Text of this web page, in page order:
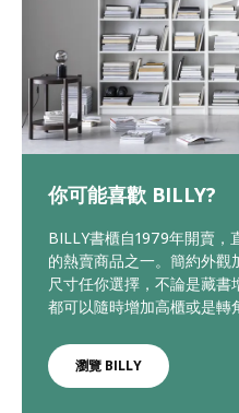
你可能喜歡 BILLY?
BILLY書櫃自1979年開賣，
的熱賣商品之一。簡約外
尺寸任你選擇，不論是藏
都可以隨時增加高櫃或是轉
瀏覽 BILLY